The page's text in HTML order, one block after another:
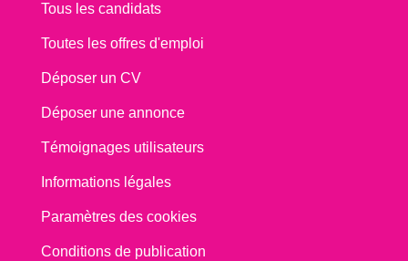
Tous les candidats
Toutes les offres d'emploi
Déposer un CV
Déposer une annonce
Témoignages utilisateurs
Informations légales
Paramètres des cookies
Conditions de publication